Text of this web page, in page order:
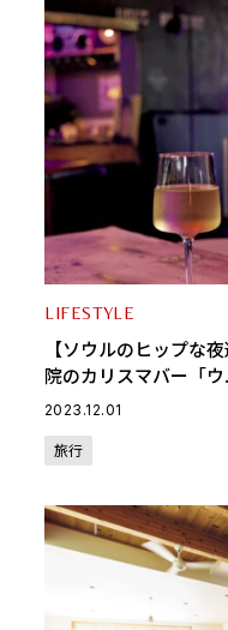
LIFESTYLE
【ソウルのヒップな
院のカリスマバー「
とお酒を楽しむ♡
2023.12.01
旅行